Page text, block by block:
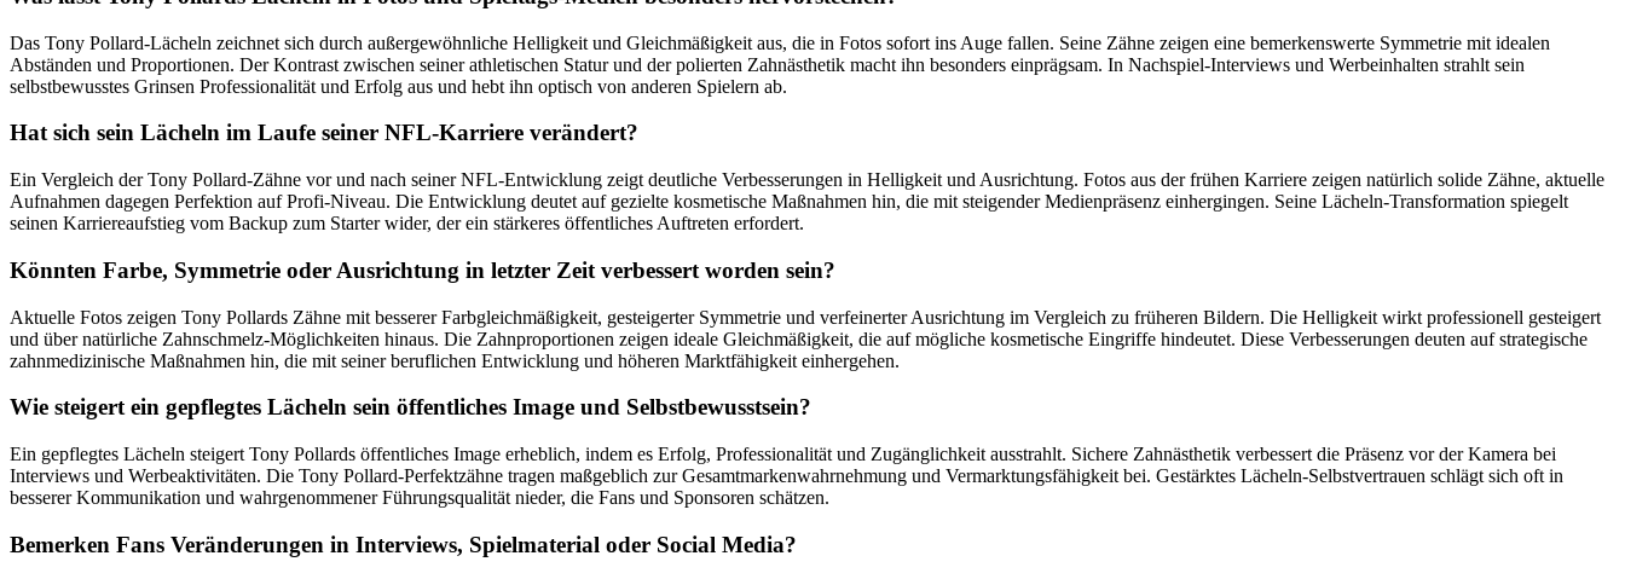
Das Tony Pollard-Lächeln zeichnet sich durch außergewöhnliche Helligkeit und Gleichmäßigkeit aus, die in Fotos sofort ins Auge fallen. Seine Zähne zeigen eine bemerkenswerte Symmetrie mit idealen
Abständen und Proportionen. Der Kontrast zwischen seiner athletischen Statur und der polierten Zahnästhetik macht ihn besonders einprägsam. In Nachspiel-Interviews und Werbeinhalten strahlt sein
selbstbewusstes Grinsen Professionalität und Erfolg aus und hebt ihn optisch von anderen Spielern ab.
Hat sich sein Lächeln im Laufe seiner NFL-Karriere verändert?
Ein Vergleich der Tony Pollard-Zähne vor und nach seiner NFL-Entwicklung zeigt deutliche Verbesserungen in Helligkeit und Ausrichtung. Fotos aus der frühen Karriere zeigen natürlich solide Zähne, aktuelle
Aufnahmen dagegen Perfektion auf Profi-Niveau. Die Entwicklung deutet auf gezielte kosmetische Maßnahmen hin, die mit steigender Medienpräsenz einhergingen. Seine Lächeln-Transformation spiegelt
seinen Karriereaufstieg vom Backup zum Starter wider, der ein stärkeres öffentliches Auftreten erfordert.
Könnten Farbe, Symmetrie oder Ausrichtung in letzter Zeit verbessert worden sein?
Aktuelle Fotos zeigen Tony Pollards Zähne mit besserer Farbgleichmäßigkeit, gesteigerter Symmetrie und verfeinerter Ausrichtung im Vergleich zu früheren Bildern. Die Helligkeit wirkt professionell gesteigert
und über natürliche Zahnschmelz-Möglichkeiten hinaus. Die Zahnproportionen zeigen ideale Gleichmäßigkeit, die auf mögliche kosmetische Eingriffe hindeutet. Diese Verbesserungen deuten auf strategische
zahnmedizinische Maßnahmen hin, die mit seiner beruflichen Entwicklung und höheren Marktfähigkeit einhergehen.
Wie steigert ein gepflegtes Lächeln sein öffentliches Image und Selbstbewusstsein?
Ein gepflegtes Lächeln steigert Tony Pollards öffentliches Image erheblich, indem es Erfolg, Professionalität und Zugänglichkeit ausstrahlt. Sichere Zahnästhetik verbessert die Präsenz vor der Kamera bei
Interviews und Werbeaktivitäten. Die Tony Pollard-Perfektzähne tragen maßgeblich zur Gesamtmarkenwahrnehmung und Vermarktungsfähigkeit bei. Gestärktes Lächeln-Selbstvertrauen schlägt sich oft in
besserer Kommunikation und wahrgenommener Führungsqualität nieder, die Fans und Sponsoren schätzen.
Bemerken Fans Veränderungen in Interviews, Spielmaterial oder Social Media?